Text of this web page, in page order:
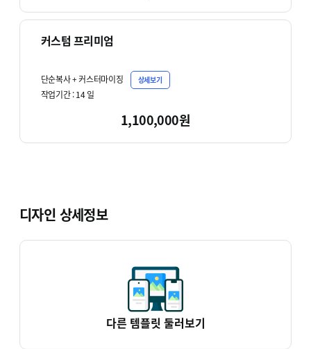
커스텀 프리미엄
단순복사 + 커스터마이징 상세보기
작업기간 :14일
1,100,000원
디자인 상세정보
다른 템플릿 둘러보기